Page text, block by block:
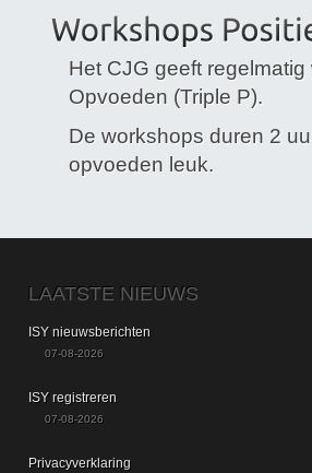
Het CJG geeft
Opvoeden (Triple P).
De workshops duren 2
opvoeden leuk.
LAATSTE NIEUWS
ISY nieuwsberichten
07-08-2026
ISY registreren
07-08-2026
Privacyverklaring